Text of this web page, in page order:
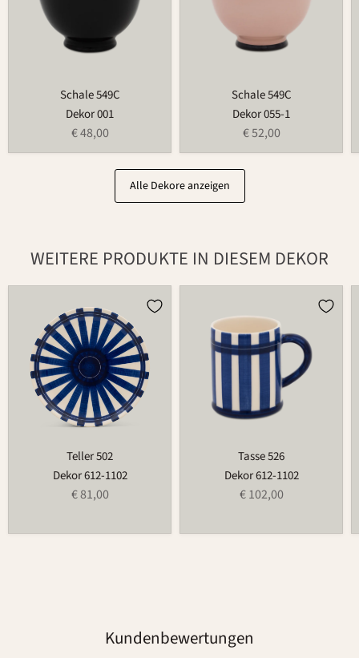
Schale 549C
Dekor 001
€ 48,00
Schale 549C
Dekor 055-1
€ 52,00
Alle Dekore anzeigen
WEITERE PRODUKTE IN DIESEM DEKOR
Teller 502
Dekor 612-1102
€ 81,00
Tasse 526
Dekor 612-1102
€ 102,00
Kundenbewertungen